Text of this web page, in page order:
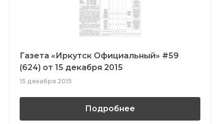
Газета «Иркутск Официальный» #59
(624) от 15 декабря 2015
15 декабря 2015
Подробнее